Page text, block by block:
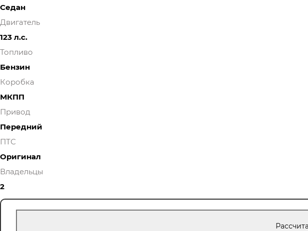
Седан
Двигатель
123 л.с.
Топливо
Бензин
Коробка
МКПП
Привод
Передний
ПТС
Оригинал
Владельцы
2